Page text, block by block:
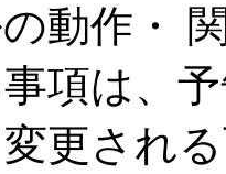
動作・
項は、
更され